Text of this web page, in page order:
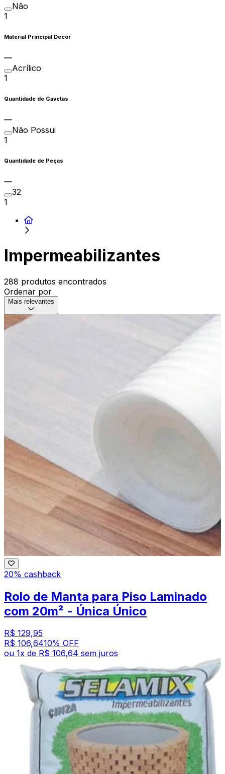
Não
1
Material Principal Decor
Acrílico
1
Quantidade de Gavetas
Não Possui
1
Quantidade de Peças
32
1
Impermeabilizantes
288 produtos encontrados
Ordenar por
Mais relevantes
20% cashback
Rolo de Manta para Piso Laminado
com 20m² - Única Único
R$ 129,95
R$ 106,6410% OFF
ou 1x de R$ 106,64 sem juros